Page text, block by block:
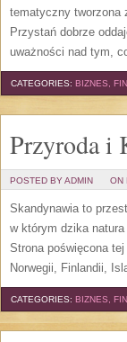
tematyczny tworzona
Przystań dobrze
uważności nad tym,
CATEGORIES: BIZNES,
Przyroda i
POSTED BY ADMIN ON
Skandynawia to
w którym dzika
Strona poświęcona
Norwegii, Finlandii,
CATEGORIES: BIZNES,